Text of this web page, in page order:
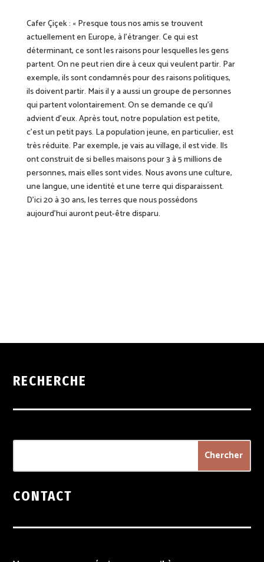
Cafer Çiçek : « Presque tous nos amis se trouvent
actuellement en Europe, à l’étranger. Ce qui est
déterminant, ce sont les raisons pour lesquelles les gens
partent. On ne peut rien dire à ceux qui veulent partir. Par
exemple, ils sont condamnés pour des raisons politiques,
ils doivent partir. Mais il y a aussi un groupe de personnes
qui partent volontairement. On se demande ce qu’il
advient d’eux. Après tout, notre population est petite,
c’est un petit pays. La population jeune, en particulier, est
très réduite. Par exemple, je vais au village, il est vide. Ils
ont construit de si belles maisons pour 3 à 5 millions de
personnes, mais elles sont vides. Nous avons une culture,
une langue, une identité et une terre qui disparaissent.
D’ici 20 à 30 ans, les terres que nous possédons
aujourd’hui auront peut-être disparu.
RECHERCHE
CONTACT